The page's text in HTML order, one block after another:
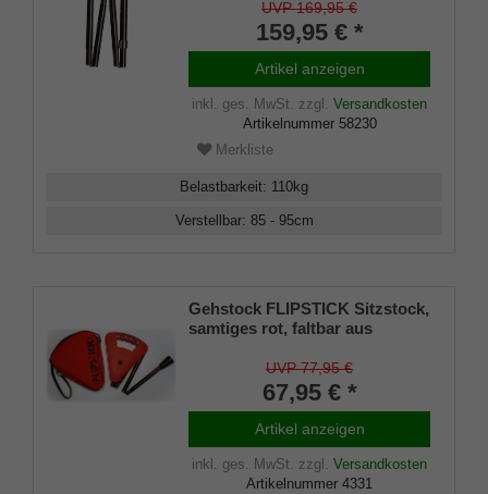
Stock aus stabilem Carbon,
dezentes Karodesign,
höhenverstellbar, faltbar,
Spezial-Kreiselpuffer System,
Tasche
UVP 169,95 €
159,95 € *
Artikel anzeigen
inkl. ges. MwSt. zzgl. Versandkosten
Artikelnummer 58230
Merkliste
Belastbarkeit: 110kg
Verstellbar: 85 - 95cm
Gehstock FLIPSTICK Sitzstock,
samtiges rot, faltbar aus
Klappsitz/Griff,inklusive
Gummipuffer und praktischer
Nylontasche.
UVP 77,95 €
67,95 € *
Artikel anzeigen
inkl. ges. MwSt. zzgl. Versandkosten
Artikelnummer 4331